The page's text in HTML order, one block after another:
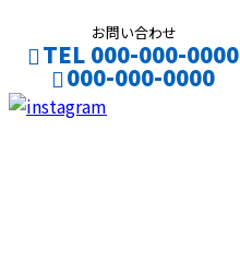
お問い合わせ
TEL 000-000-0000
000-000-0000